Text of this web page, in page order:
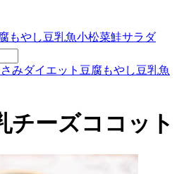
もやし豆乳魚小松菜鮭サラダ
みダイエット 豆腐もやし豆乳魚
チーズココット